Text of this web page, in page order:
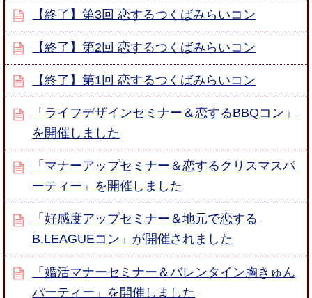
【終了】第3回 恋するつくばみらいコン
【終了】第2回 恋するつくばみらいコン
【終了】第1回 恋するつくばみらいコン
「ライフデザインセミナー＆恋するBBQコン」
を開催しました
「マナーアップセミナー＆恋するクリスマスパ
ーティー」を開催しました
「好感度アップセミナー＆地元で恋する
B.LEAGUEコン」が開催されました
「婚活マナーセミナー＆バレンタイン胸きゅん
パーティー」を開催しました